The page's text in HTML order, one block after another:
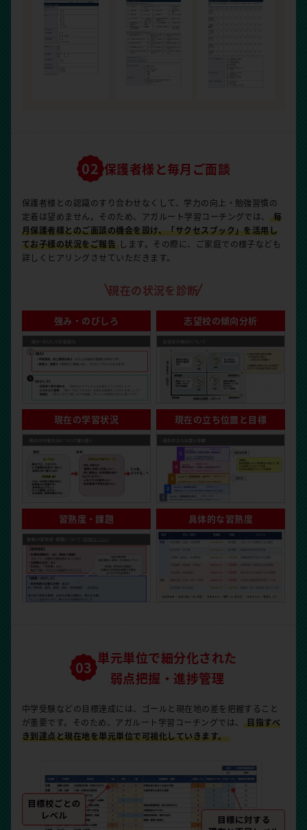
保護者様と毎月ご面談
保護者様との認識のすり合わせなくして、学力の向上・勉強習慣の
定着は望めません。そのため、アガルート学習コーチングでは、
毎
月保護者様とのご面談の機会を設け、「サクセスブック」を活用し
てお子様の状況をご報告 します。その際に、ご家庭での様子なども
詳しくヒアリングさせていただきます。
現在の状況を診断
強み・のびしろ 志望校の傾向分析
現在の学習状況 現在の立ち位置と目標
習熟度・課題 具体的な習熟度
単元単位で細分化された
弱点把握・進捗管理
中学受験などの目標達成には、ゴールと現在地の差を把握すること
が重要です。そのため、アガルート学習コーチングでは、 目指すべ
き到達点と現在地を単元単位で可視化していきます。